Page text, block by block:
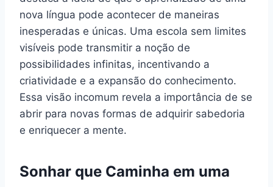
nova língua pode acontecer de maneiras
inesperadas e únicas. Uma escola sem limites
visíveis pode transmitir a noção de
possibilidades infinitas, incentivando a
criatividade e a expansão do conhecimento.
Essa visão incomum revela a importância de se
abrir para novas formas de adquirir sabedoria
e enriquecer a mente.
Sonhar que Caminha em uma